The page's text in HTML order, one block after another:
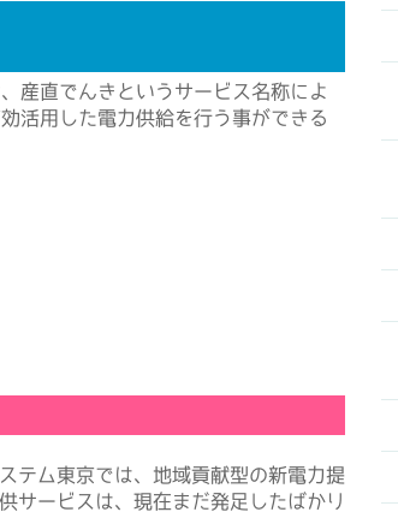
産直でんきというサービス名称によ
活用した電力供給を行う事ができる
テム東京では、地域貢献型の新電力提
サービスは、現在まだ発足したばかり